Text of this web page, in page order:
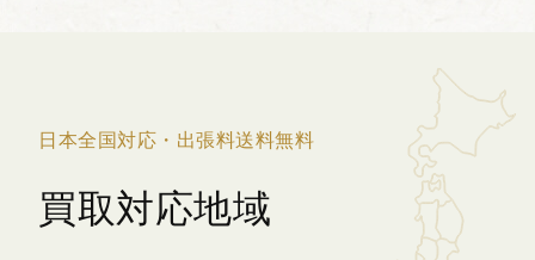
日本全国対応・出張料送料無料
買取対応地域